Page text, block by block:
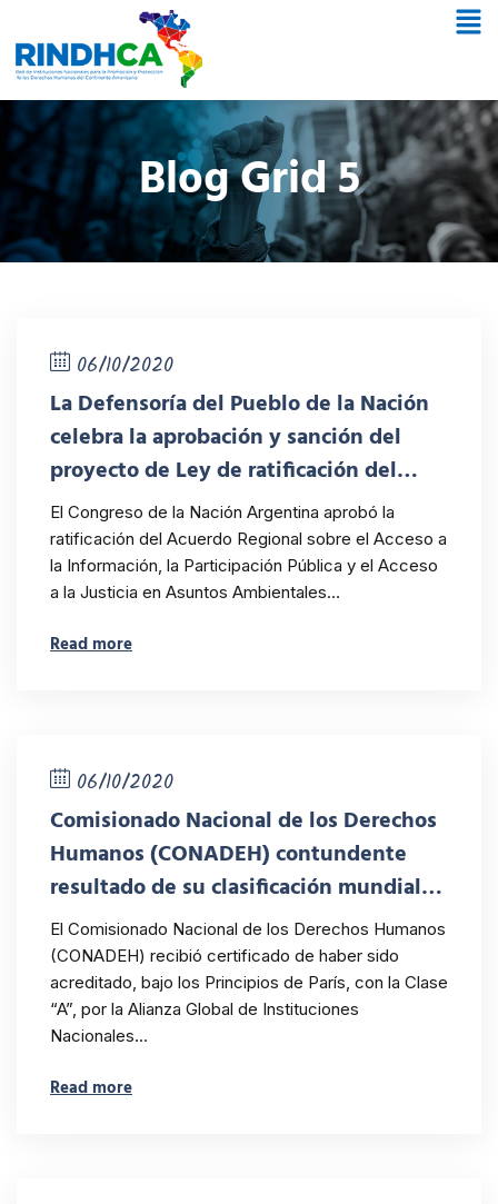
Blog Grid 5
06/10/2020
La Defensoría del Pueblo de la Nación
celebra la aprobación y sanción del
proyecto de Ley de ratificación del
Tratado de Escazú
El Congreso de la Nación Argentina aprobó la
ratificación del Acuerdo Regional sobre el Acceso a
la Información, la Participación Pública y el Acceso
a la Justicia en Asuntos Ambientales…
Read more
06/10/2020
Comisionado Nacional de los Derechos
Humanos (CONADEH) contundente
resultado de su clasificación mundial
como Institución Nacional de Derechos
Humanos, clase “A”
El Comisionado Nacional de los Derechos Humanos
(CONADEH) recibió certificado de haber sido
acreditado, bajo los Principios de París, con la Clase
“A”, por la Alianza Global de Instituciones
Nacionales…
Read more